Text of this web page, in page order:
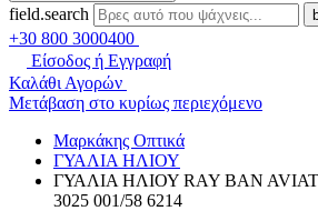
field.search
+30 800 3000400
Είσοδος ή Εγγραφή
Καλάθι Αγορών
Μετάβαση στο κυρίως περιεχόμενο
Μαρκάκης Οπτικά
ΓΥΑΛΙΑ ΗΛΙΟΥ
ΓΥΑΛΙΑ ΗΛΙΟΥ RAY BAN
3025 001/58 6214